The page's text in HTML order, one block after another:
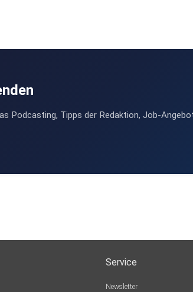
Podcasting, Tipps der Redaktion, Job-
Service
Newsletter